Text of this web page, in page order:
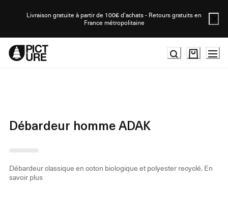
Livraison gratuite à partir de 100€ d'achats - Retours gratuits en
France métropolitaine
Débardeur homme ADAK
Débardeur classique en coton biologique et polyester recyclé.En
savoir plus